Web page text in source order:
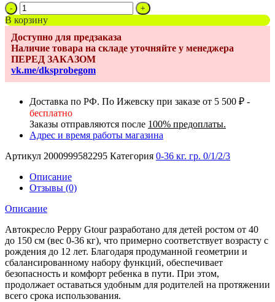
Количество
товара
Автокресло
Peppy
Gtour
0-
36
I-
40-
150
(Black)
черный
В корзину
Доступно для предзаказа
Наличие товара на складе уточняйте у менеджера
ПЕРЕД ЗАКАЗОМ
vk.me/dksprobegom
Доставка по РФ. По Ижевску при заказе от 5 500 ₽ -
бесплатно
Заказы отправляются после 100% предоплаты.
Адрес и время работы магазина
Артикул 2000999582295 Категория 0-36 кг. гр. 0/1/2/3
Описание
Отзывы (0)
Описание
Автокресло Peppy Gtour разработано для детей ростом от 40
до 150 см (вес 0-36 кг), что примерно соответствует возрасту с
рождения до 12 лет. Благодаря продуманной геометрии и
сбалансированному набору функций, обеспечивает
безопасность и комфорт ребенка в пути. При этом,
продолжает оставаться удобным для родителей на протяжении
всего срока использования.